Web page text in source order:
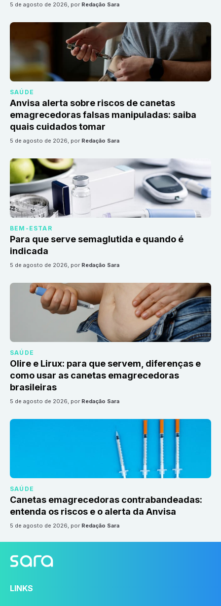
5 de agosto de 2026, por Redação Sara
SAÚDE
Anvisa alerta sobre riscos de canetas
emagrecedoras falsas manipuladas: saiba
quais cuidados tomar
5 de agosto de 2026, por Redação Sara
BEM-ESTAR
Para que serve semaglutida e quando é
indicada
5 de agosto de 2026, por Redação Sara
SAÚDE
Olire e Lirux: para que servem, diferenças e
como usar as canetas emagrecedoras
brasileiras
5 de agosto de 2026, por Redação Sara
SAÚDE
Canetas emagrecedoras contrabandeadas:
entenda os riscos e o alerta da Anvisa
5 de agosto de 2026, por Redação Sara
LINKS